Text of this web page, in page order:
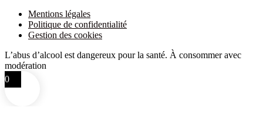
Mentions légales
Politique de confidentialité
Gestion des cookies
L’abus d’alcool est dangereux pour la santé. À consommer avec
modération
0